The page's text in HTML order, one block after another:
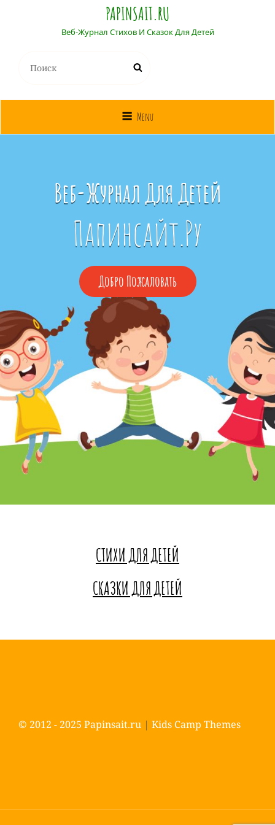
PAPINSAIT.RU
Веб-Журнал Стихов И Сказок Для Детей
Menu
Веб-Журнал Для Детей
Папинсайт.ру
Добро ПожаловатьДобро
Пожаловать
СТИХИ ДЛЯ ДЕТЕЙ
СКАЗКИ ДЛЯ ДЕТЕЙ
© 2012 - 2025 Papinsait.ru | Kids Camp Themes